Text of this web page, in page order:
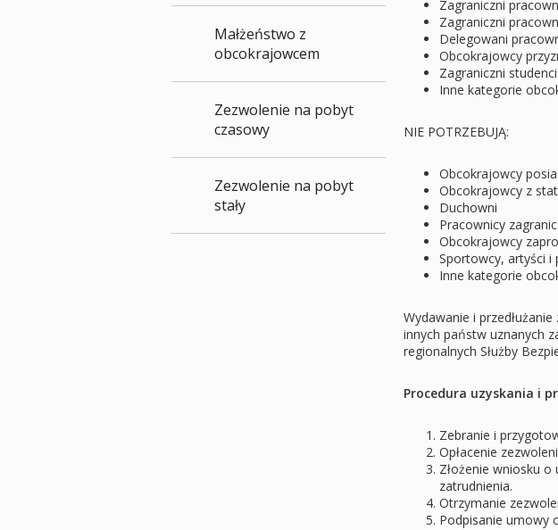
Zagraniczni
Zagraniczni
Delegowani
Obcokrajowcy
Zagraniczni studenci
Inne kategorie
NIE POTRZEBUJĄ:
Obcokrajowcy
Obcokrajowcy z
Duchowni
Pracownicy
Obcokrajowcy
Sportowcy, artyści i
Inne kategorie
Wydawanie i
innych państw uznanych
regionalnych Służby
Procedura uzyskania i
Zebranie i
Opłacenie
Złożenie wniosku
zatrudnienia.
Otrzymanie
Podpisanie umowy
Małżeństwo z
obcokrajowcem
Zezwolenie na pobyt
czasowy
Zezwolenie na pobyt
stały